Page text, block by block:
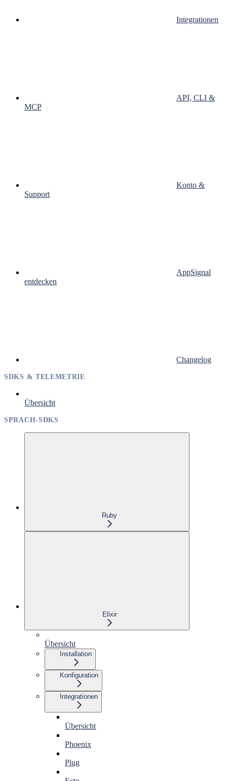
Integrationen
API, CLI &
MCP
Konto &
Support
AppSignal
entdecken
Changelog
SDKS & TELEMETRIE
Übersicht
SPRACH-SDKS
Ruby
Elixir
Übersicht
Installation
Konfiguration
Integrationen
Übersicht
Phoenix
Plug